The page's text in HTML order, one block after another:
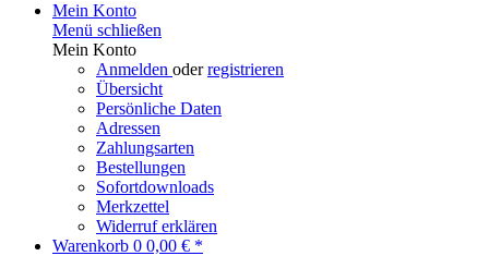
Mein Konto
Menü schließen
Mein Konto
Anmelden oderregistrieren
Übersicht
Persönliche Daten
Adressen
Zahlungsarten
Bestellungen
Sofortdownloads
Merkzettel
Widerruf erklären
Warenkorb 0 0,00 € *